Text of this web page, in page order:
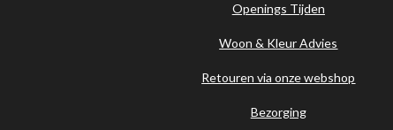
Openings Tijden
Woon & Kleur Advies
Retouren via onze webshop
Bezorging